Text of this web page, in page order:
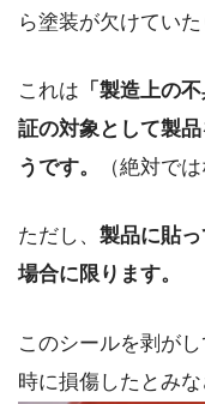
ら塗装が欠けてい
これは 「製造上の
証の対象として製
うです。
（絶対では
ただし、 製品に貼
場合に限ります。
このシールを剥が
時に損傷したとみな